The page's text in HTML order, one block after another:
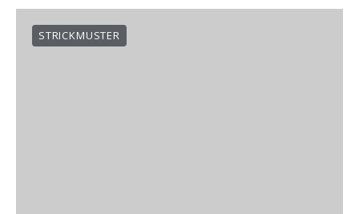
STRICKMUSTER